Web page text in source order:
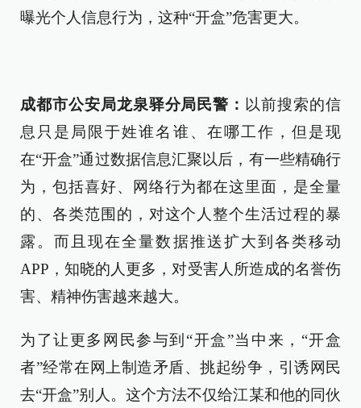
曝光个人信息行为，这种“开盒”危害更大。
成都市公安局龙泉驿分局民警： 以前搜索的信
息只是局限于姓谁名谁、在哪工作，但是现
在“开盒”通过数据信息汇聚以后，有一些精确行
为，包括喜好、网络行为都在这里面，是全量
的、各类范围的，对这个人整个生活过程的暴
露。而且现在全量数据推送扩大到各类移动
APP，知晓的人更多，对受害人所造成的名誉伤
害、精神伤害越来越大。
为了让更多网民参与到“开盒”当中来，“开盒
者”经常在网上制造矛盾、挑起纷争，引诱网民
去“开盒”别人。这个方法不仅给江某和他的同伙